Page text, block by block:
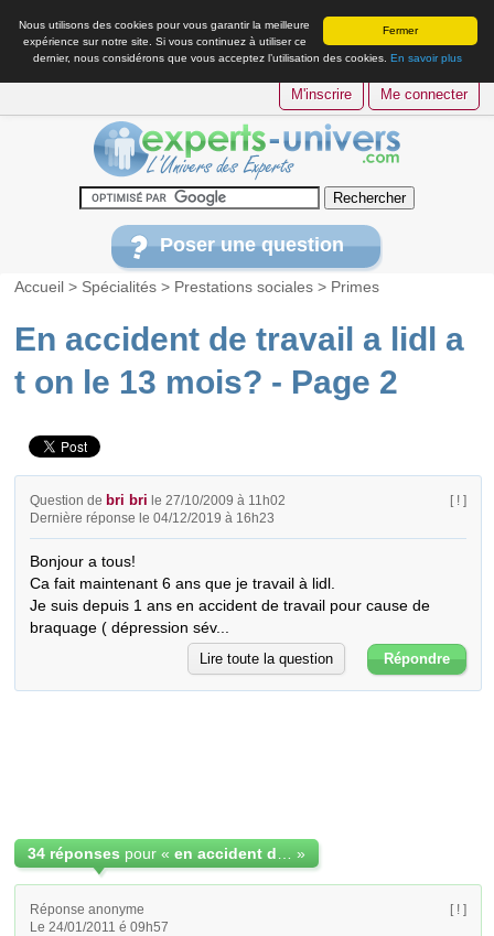
Fermer
Nous utilisons des cookies pour vous garantir la meilleure
expérience sur notre site. Si vous continuez à utiliser ce
dernier, nous considérons que vous acceptez l’utilisation des cookies. En savoir plus
M'inscrire Me connecter
Poser une question
Accueil > Spécialités > Prestations sociales > Primes
En accident de travail a lidl a
t on le 13 mois? - Page 2
Question de bri bri le 27/10/2009 à 11h02
Dernière réponse le 04/12/2019 à 16h23
[ ! ]
Bonjour a tous!
Ca fait maintenant 6 ans que je travail à lidl.
Je suis depuis 1 ans en accident de travail pour cause de
braquage ( dépression sév...
Répondre
Lire toute la question
34 réponses pour « »
Réponse anonyme
Le 24/01/2011 é 09h57
[ ! ]